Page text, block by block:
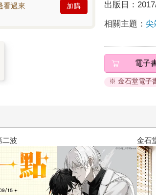
看過來 加購 出版日：
相關主題： 尖
電子
※ 金石堂電子
攻殼機動隊 (1995) 4K數位修復版